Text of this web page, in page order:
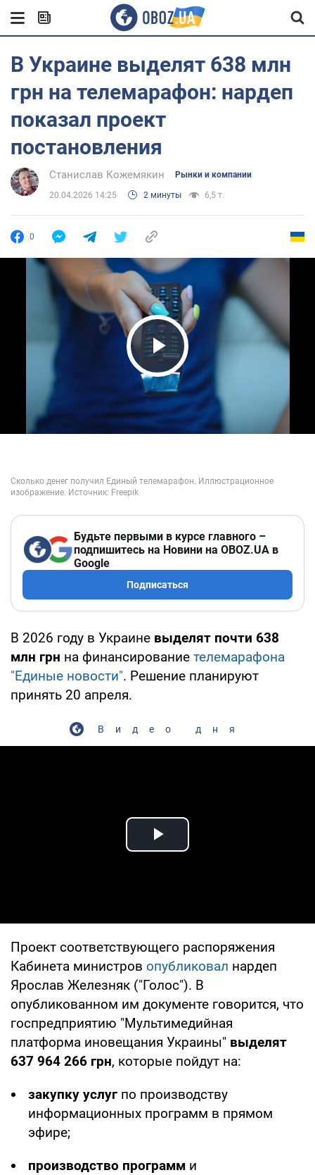
В Украине выделят 638 млн
грн на телемарафон: нардеп
показал проект
постановления
Станислав Кожемякин Рынки и компании
20.04.2026 14:25 2 минуты 6,5 т.
0
Play Video
Будьте первыми в курсе главного –
подпишитесь на Новини на OBOZ.UA в
Google
Подписаться
В 2026 году в Украине выделят почти 638
млн грн на финансирование телемарафона
"Единые новости". Решение планируют
принять 20 апреля.
Видео дня
Play Video
Проект соответствующего распоряжения
Кабинета министров опубликовал нардеп
Ярослав Железняк ("Голос"). В
опубликованном им документе говорится, что
госпредприятию "Мультимедийная
платформа иновещания Украины" выделят
637 964 266 грн, которые пойдут на:
закупку услуг по производству
информационных программ в прямом
эфире;
производство программ и